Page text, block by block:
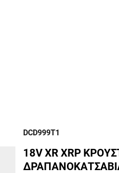
DCD999T1
18V XR XRP